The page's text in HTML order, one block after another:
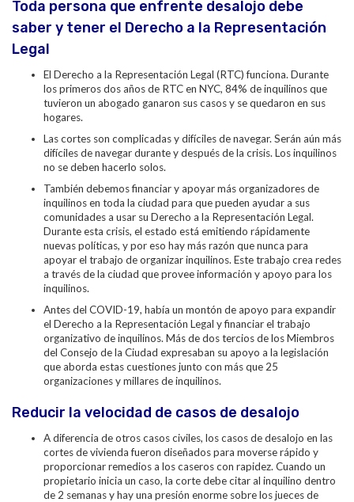
Toda persona que enfrente desalojo debe
saber y tener el Derecho a la Representación
Legal
El Derecho a la Representación Legal (RTC) funciona. Durante
los primeros dos años de RTC en NYC, 84% de inquilinos que
tuvieron un abogado ganaron sus casos y se quedaron en sus
hogares.
Las cortes son complicadas y difíciles de navegar. Serán aún más
difíciles de navegar durante y después de la crisis. Los inquilinos
no se deben hacerlo solos.
También debemos financiar y apoyar más organizadores de
inquilinos en toda la ciudad para que pueden ayudar a sus
comunidades a usar su Derecho a la Representación Legal.
Durante esta crisis, el estado está emitiendo rápidamente
nuevas políticas, y por eso hay más razón que nunca para
apoyar el trabajo de organizar inquilinos. Este trabajo crea redes
a través de la ciudad que provee información y apoyo para los
inquilinos.
Antes del COVID-19, había un montón de apoyo para expandir
el Derecho a la Representación Legal y financiar el trabajo
organizativo de inquilinos. Más de dos tercios de los Miembros
del Consejo de la Ciudad expresaban su apoyo a la legislación
que aborda estas cuestiones junto con más que 25
organizaciones y millares de inquilinos.
Reducir la velocidad de casos de desalojo
A diferencia de otros casos civiles, los casos de desalojo en las
cortes de vivienda fueron diseñados para moverse rápido y
proporcionar remedios a los caseros con rapidez. Cuando un
propietario inicia un caso, la corte debe citar al inquilino dentro
de 2 semanas y hay una presión enorme sobre los jueces de